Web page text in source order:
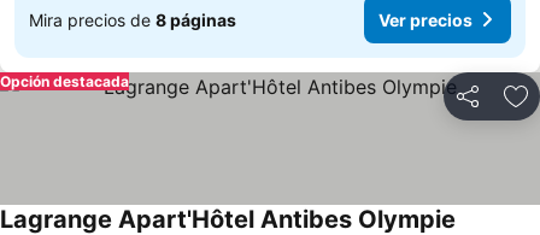
Mira precios de 8 páginas Ver precios
Compartir
Opción destacada
Lagrange Apart'Hôtel Antibes Olympie